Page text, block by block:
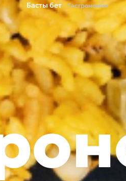
Басты бет Гастрономия